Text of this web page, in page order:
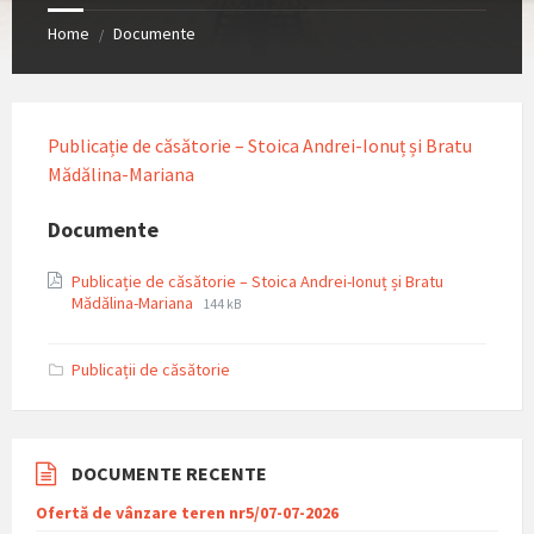
Home / Documente
Publicație de căsătorie – Stoica Andrei-Ionuț și Bratu
Mădălina-Mariana
Documente
Publicație de căsătorie – Stoica Andrei-Ionuț și Bratu
Mădălina-Mariana
File
File
144 kB
Publicații de căsătorie
DOCUMENTE RECENTE
Ofertă de vânzare teren nr5/07-07-2026